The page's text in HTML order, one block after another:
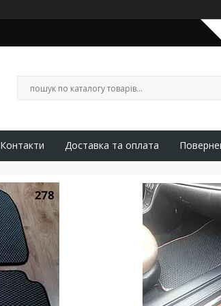
Контакти Доставка та оплата